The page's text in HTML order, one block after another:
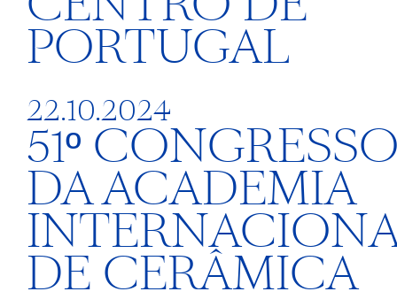
PORTUGAL
22.10.2024
51º
DA ACADEMIA
DE CERÂMICA